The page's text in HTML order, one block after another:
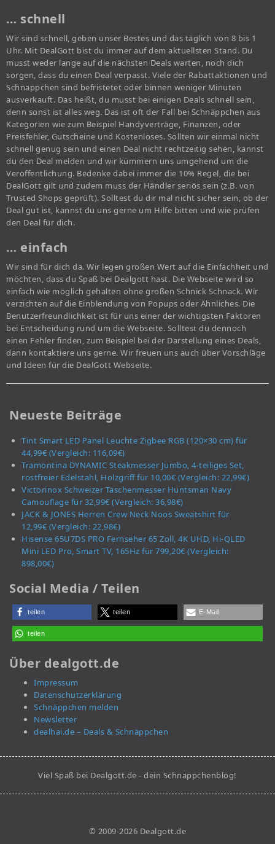
… schnell
Wir sind schnell, geben unser Bestes und das täglich von 8 bis 1
Uhr. Mit DealGott bist du immer auf dem aktuellsten Stand. Du
musst weder lange auf die nächsten Deals warten, noch dich
sorgen, dass du einen Deal verpasst. Viele der Rabattaktionen und
Schnäppchen sind befristetet oder binnen weniger Minuten
ausverkauft. Das heißt, du musst bei einigen Deals schnell sein,
denn sonst ist alles weg. Das ist oft der Fall bei Schnäppchen aus
Kategorien wie zum Beispiel Handyverträge, Finanzen, oder
Preisfehler, Gutscheine und Kostenloses. Sollten wir einmal nicht
schnell genug sein und einen Deal nicht rechtzeitig sehen, kannst
du den Deal melden und wir kümmern uns umgehend um die
Veröffentlichung. Bedenke dabei immer die 10% Regel, die bei
DealGott gilt und zudem muss der Händler seriös sein (z.B. von
Trusted Shops geprüft). Solltest du dir mal nicht sicher sein, ob der
Deal gut ist, kannst du uns gerne um Hilfe bitten und wie prüfen
den Deal für dich.
… einfach
Wir sind für dich da. Wir legen großen Wert auf die Einfachheit und
möchten, dass du Spaß bei Dealgott hast. Die Webseite wird so
einfach wie möglich gehalten ohne großen Schnick Schnack. Wir
verzichten auf die Einblendung von Popups oder Ähnliches. Die
Benutzerfreundlichkeit ist für uns einer der wichtigsten Faktoren
bei Entscheidung rund um die Webseite. Solltest du dennoch
einen Fehler finden, zum Beispiel bei der Darstellung eines Deals,
dann kontaktiere uns gerne. Wir freuen uns auch über Vorschläge
und Ideen für die DealGott Webseite.
Neueste Beiträge
Tint Smart LED Panel Leuchte Zigbee RGB (120×30 cm) für
44,99€ (Vergleich: 116,09€)
Tramontina DYNAMIC Steakmesser Jumbo, 4-teiliges Set,
rostfreier Edelstahl, Holzgriff für 10,00€ (Vergleich: 22,99€)
Victorinox Schweizer Taschenmesser Huntsman Navy
Camouflage für 32,99€ (Vergleich: 36,98€)
JACK & JONES Herren Crew Neck Noos Sweatshirt für
12,99€ (Vergleich: 22,98€)
Hisense 65U7DS PRO Fernseher 65 Zoll, 4K UHD, Hi-QLED
Mini LED Pro, Smart TV, 165Hz für 799,20€ (Vergleich:
898,00€)
Social Media / Teilen
teilen teilen E-Mail
teilen
Über dealgott.de
Impressum
Datenschutzerklärung
Schnäppchen melden
Newsletter
dealhai.de – Deals & Schnäppchen
Viel Spaß bei Dealgott.de - dein Schnäppchenblog!
© 2009-2026 Dealgott.de